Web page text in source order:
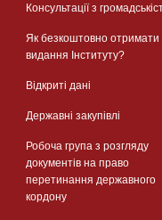
Консультації з
Як безкоштовно отримати
видання Інституту?
Відкриті дані
Державні закупівлі
Робоча група з розгляду
документів на право
перетинання державного
кордону